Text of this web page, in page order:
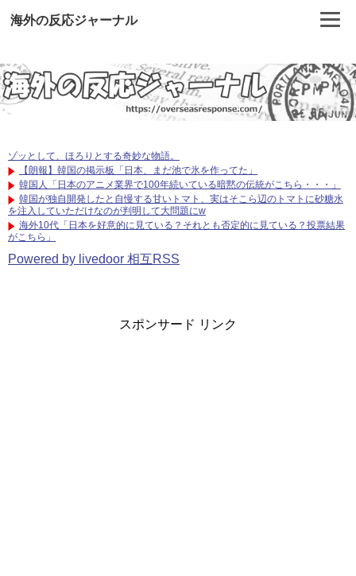
海外の反応ジャーナル
ゾッとして、ほろりとする奇妙な物語。
【朗報】韓国の掲示板「日本、まだ池で氷を作ってた」
韓国人「日本のアニメ業界で100年続いている暗黙の伝統がこちら・・・」
韓国が独自開発したと自慢する甘いトマト、実はそこら辺のトマトに砂糖水
を注入していただけなのが判明して大問題にw
海外10代「日本を好意的に見ている？それとも否定的に見ている？投票結果
がこちら」
Powered by livedoor 相互RSS
スポンサード リンク